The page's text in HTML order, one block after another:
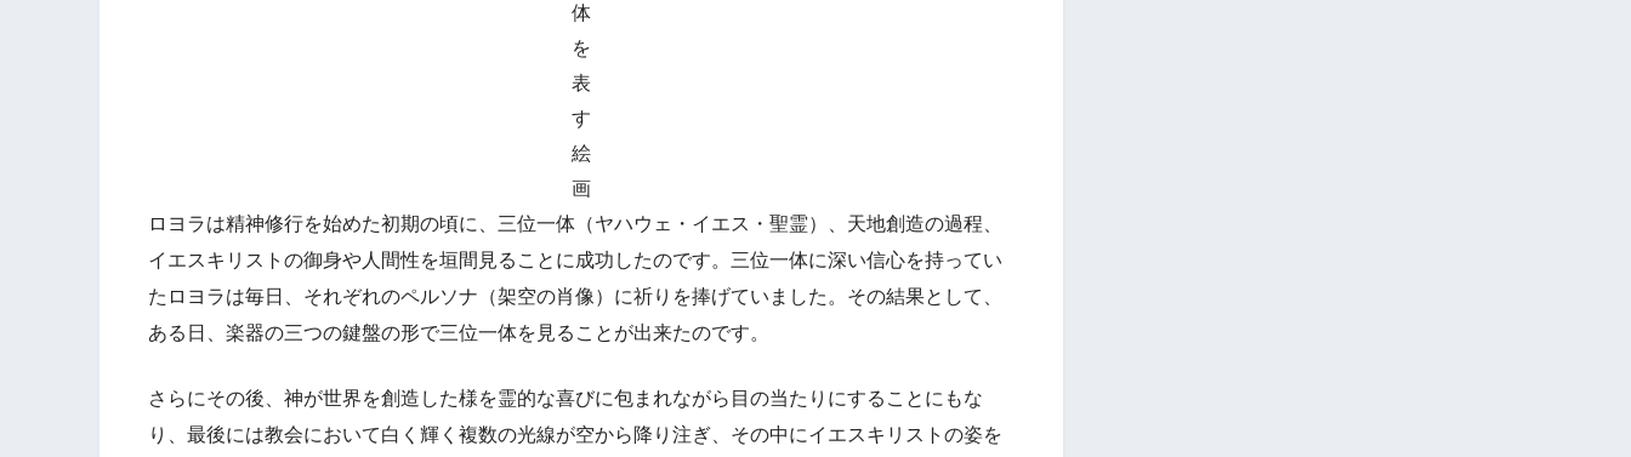
体
を
表
す
絵
画
ロヨラは精神修行を始めた初期の頃に、三位一体（ヤハウェ・イエス・聖霊）、天地創造の過程、
イエスキリストの御身や人間性を垣間見ることに成功したのです。三位一体に深い信心を持ってい
たロヨラは毎日、それぞれのペルソナ（架空の肖像）に祈りを捧げていました。その結果として、
ある日、楽器の三つの鍵盤の形で三位一体を見ることが出来たのです。
さらにその後、神が世界を創造した様を霊的な喜びに包まれながら目の当たりにすることにもな
り、最後には教会において白く輝く複数の光線が空から降り注ぎ、その中にイエスキリストの姿を